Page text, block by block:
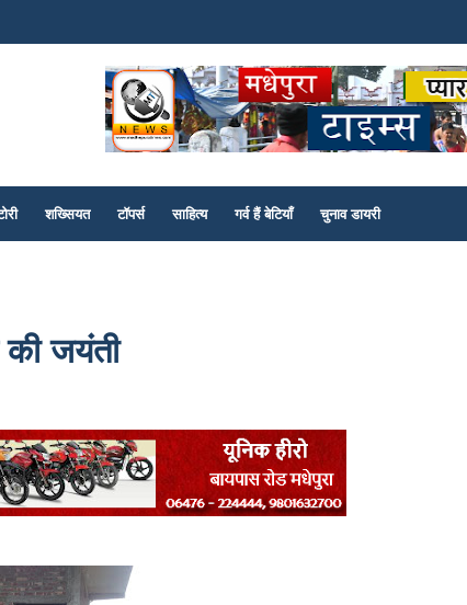
शख्सियत टॉपर्स साहित्य गर्व हैं बेटियाँ चुनाव डायरी
की जयंती